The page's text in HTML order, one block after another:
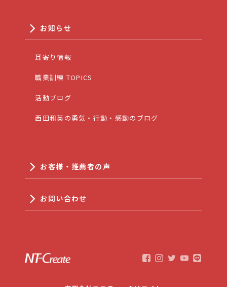
お知らせ
耳寄り情報
職業訓練 TOPICS
活動ブログ
西田和英の勇気・行動・感動のブログ
お客様・推薦者の声
お問い合わせ